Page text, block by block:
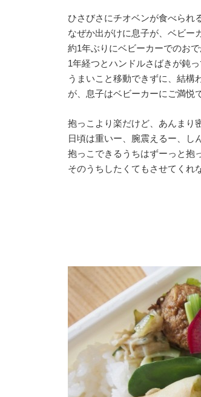
ひさびさにチオベンが食べられ
なぜか出がけに息子が、ベビー
約1年ぶりにベビーカーでのおで
1年経つとハンドルさばきが鈍
うまいこと移動できずに、結構
が、息子はベビーカーにご満悦
抱っこより楽だけど、あんまり
日頃は重いー、腕震えるー、し
抱っこできるうちはずーっと抱
そのうちしたくてもさせてくれ